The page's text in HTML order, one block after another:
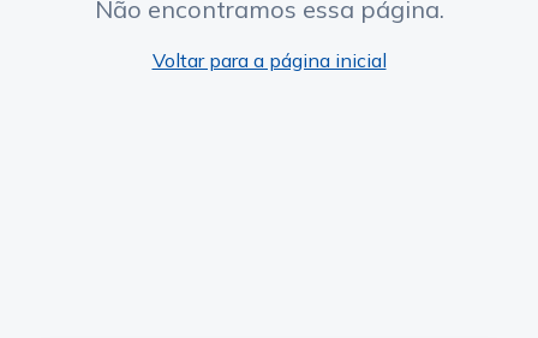
Não encontramos essa página.
Voltar para a página inicial